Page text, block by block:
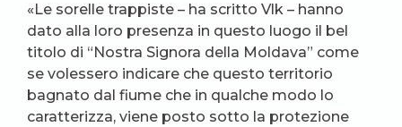
«Le sorelle trappiste – ha scritto Vlk – hanno
dato alla loro presenza in questo luogo il bel
titolo di “Nostra Signora della Moldava” come
se volessero indicare che questo territorio
bagnato dal fiume che in qualche modo lo
caratterizza, viene posto sotto la protezione